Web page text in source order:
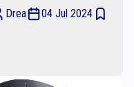
Drea 04 Jul 2024